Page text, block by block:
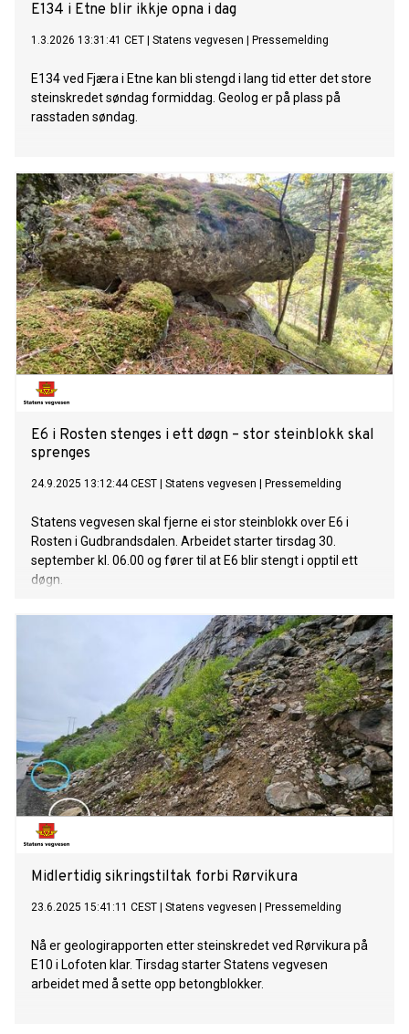
E134 i Etne blir ikkje opna i dag
1.3.2026 13:31:41 CET Statens vegvesen Pressemelding
E134 ved Fjæra i Etne kan bli stengd i lang tid etter det store
steinskredet søndag formiddag. Geolog er på plass på
rasstaden søndag.
E6 i Rosten stenges i ett døgn – stor steinblokk skal
sprenges
24.9.2025 13:12:44 CEST Statens vegvesen Pressemelding
Statens vegvesen skal fjerne ei stor steinblokk over E6 i
Rosten i Gudbrandsdalen. Arbeidet starter tirsdag 30.
september kl. 06.00 og fører til at E6 blir stengt i opptil ett
døgn.
Midlertidig sikringstiltak forbi Rørvikura
23.6.2025 15:41:11 CEST Statens vegvesen Pressemelding
Nå er geologirapporten etter steinskredet ved Rørvikura på
E10 i Lofoten klar. Tirsdag starter Statens vegvesen
arbeidet med å sette opp betongblokker.